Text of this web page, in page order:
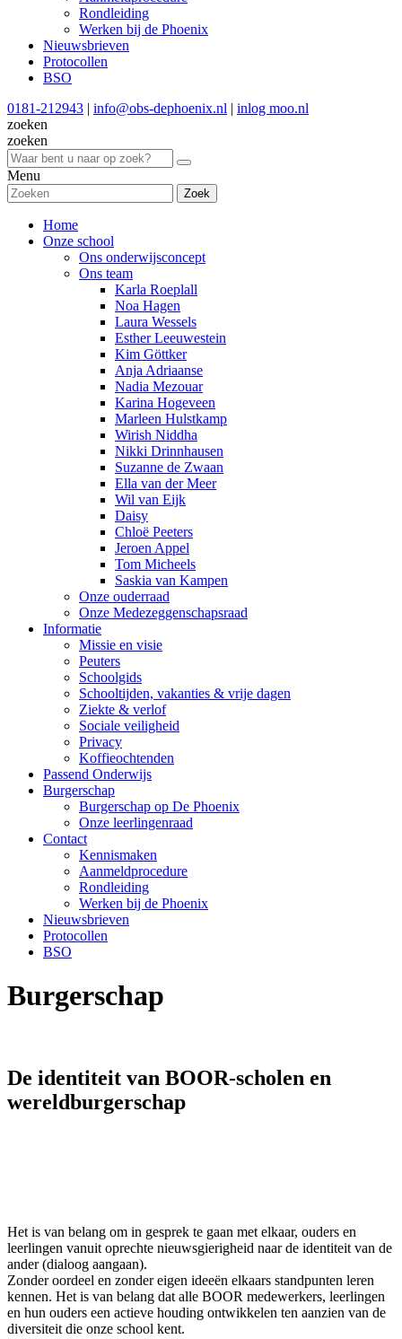
Rondleiding
Werken bij de Phoenix
Nieuwsbrieven
Protocollen
BSO
0181-212943 | info@obs-dephoenix.nl | inlog moo.nl
zoeken
zoeken
Menu
Zoek
Home
Onze school
Ons onderwijsconcept
Ons team
Karla Roeplall
Noa Hagen
Laura Wessels
Esther Leeuwestein
Kim Göttker
Anja Adriaanse
Nadia Mezouar
Karina Hogeveen
Marleen Hulstkamp
Wirish Niddha
Nikki Drinnhausen
Suzanne de Zwaan
Ella van der Meer
Wil van Eijk
Daisy
Chloë Peeters
Jeroen Appel
Tom Micheels
Saskia van Kampen
Onze ouderraad
Onze Medezeggenschapsraad
Informatie
Missie en visie
Peuters
Schoolgids
Schooltijden, vakanties & vrije dagen
Ziekte & verlof
Sociale veiligheid
Privacy
Koffieochtenden
Passend Onderwijs
Burgerschap
Burgerschap op De Phoenix
Onze leerlingenraad
Contact
Kennismaken
Aanmeldprocedure
Rondleiding
Werken bij de Phoenix
Nieuwsbrieven
Protocollen
BSO
Burgerschap
De identiteit van BOOR-scholen en
wereldburgerschap
Het is van belang om in gesprek te gaan met elkaar, ouders en
leerlingen vanuit oprechte nieuwsgierigheid naar de identiteit van de
ander (dialoog aangaan).
Zonder oordeel en zonder eigen ideeën elkaars standpunten leren
kennen. Het is van belang dat alle BOOR medewerkers, leerlingen
en hun ouders een actieve houding ontwikkelen ten aanzien van de
diversiteit die onze school kent.